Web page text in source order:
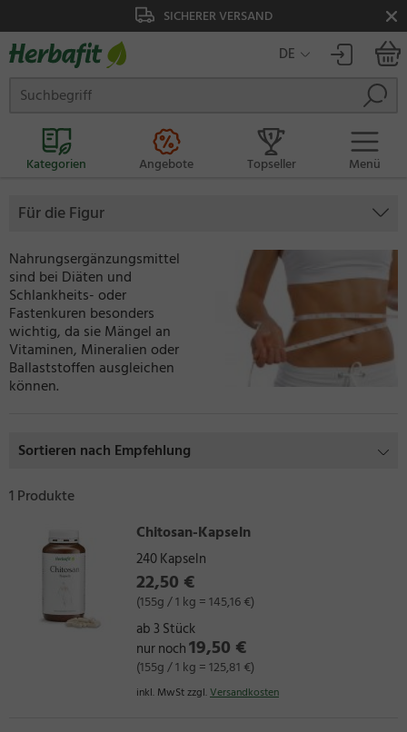
SICHERER VERSAND
DE
Kategorien Angebote Topseller Menü
Für die Figur
Nahrungsergänzungsmittel
sind bei Diäten und
Schlankheits- oder
Fastenkuren besonders
wichtig, da sie Mängel an
Vitaminen, Mineralien oder
Ballaststoffen ausgleichen
können.
Sortieren nach Empfehlung
1 Produkte
Chitosan-Kapseln
240 Kapseln
22,50 €
(155g / 1 kg = 145,16 €)
ab 3 Stück
nur noch19,50 €
(155g / 1 kg = 125,81 €)
inkl. MwSt zzgl.Versandkosten